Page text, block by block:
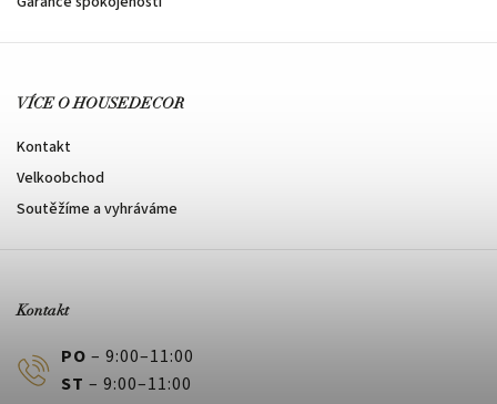
VÍCE O HOUSEDECOR
Kontakt
Velkoobchod
Soutěžíme a vyhráváme
Kontakt
PO – 9:00–11:00
ST – 9:00–11:00